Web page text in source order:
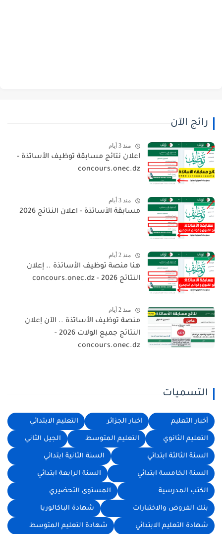
رائج الآن
منذ 3 أيام
اعلان نتائج مسابقة توظيف الأساتذة -
concours.onec.dz
منذ 3 أيام
مسابقة الأساتذة - اعلان النتائج 2026
منذ 2 أيام
هنا منصة توظيف الأساتذة .. إعلان
النتائج 2026 - concours.onec.dz
منذ 2 أيام
منصة توظيف الأساتذة .. الآن إعلان
النتائج جميع الولات 2026 -
concours.onec.dz
التسميات
أخبار التعليم اخبار الجزائر التعليم الابتدائي
التعليم الثانوي التعليم المتوسط الجيل الثاني
السنة الثالثة ابتدائي السنة الثانية ابتدائي
السنة الخامسة ابتدائي السنة الرابعة ابتدائي
الكتب المدرسية المستوى التحضيري
بنك الفروض والاختبارات شهادة الباكالوريا
شهادة التعليم الابتدائي شهادة التعليم المتوسط